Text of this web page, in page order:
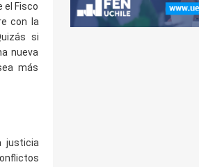
el Fisco
con la
si
nueva
más
justicia